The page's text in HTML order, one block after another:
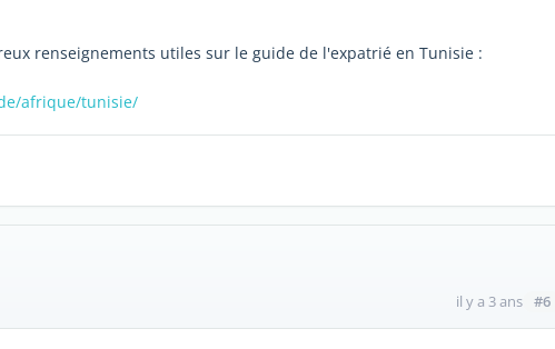
renseignements utiles sur le guide de l'expatrié en Tunisie :
afrique/tunisie/
il y a 3 ans #6